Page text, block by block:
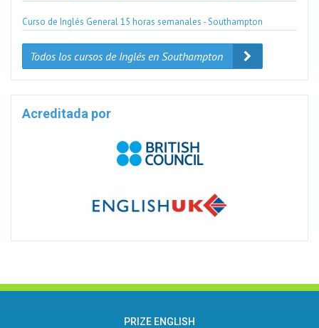
Curso de Inglés General 15 horas semanales - Southampton
Todos los cursos de Inglés en Southampton
Acreditada por
PRIZE ENGLISH